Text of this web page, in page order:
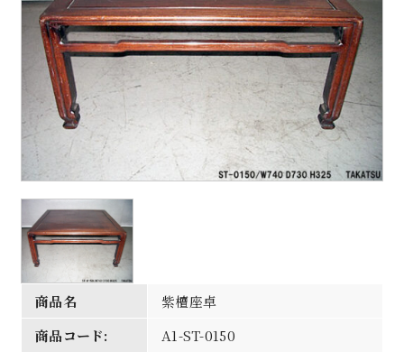
商品名
紫檀座卓
商品コード:
A1-ST-0150